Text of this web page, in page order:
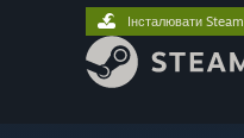
Інсталювати Steam